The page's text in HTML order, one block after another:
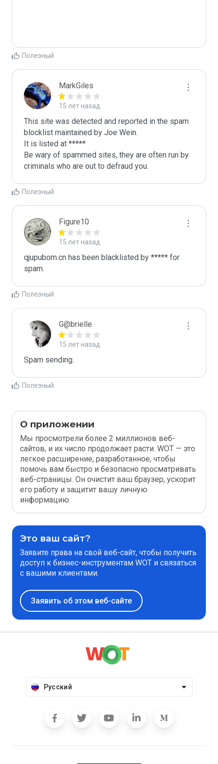
Полезный
MarkGiles
15 лет назад
This site was detected and reported in the spam
blocklist maintained by Joe Wein.
It is listed at *****
Be wary of spammed sites, they are often run by
criminals who are out to defraud you.
Полезный
Figure10
15 лет назад
qjupubom.cn has been blacklisted by ***** for
spam.
Полезный
G@brielle
15 лет назад
Spam sending.
Полезный
О приложении
Мы просмотрели более 2 миллионов веб-
сайтов, и их число продолжает расти. WOT — это
легкое расширение, разработанное, чтобы
помочь вам быстро и безопасно просматривать
веб-страницы. Он очистит ваш браузер, ускорит
его работу и защитит вашу личную
информацию.
Это ваш сайт?
Заявите права на свой веб-сайт, чтобы получить
доступ к бизнес-инструментам WOT и связаться
с вашими клиентами.
Заявить об этом веб-сайте
Русский